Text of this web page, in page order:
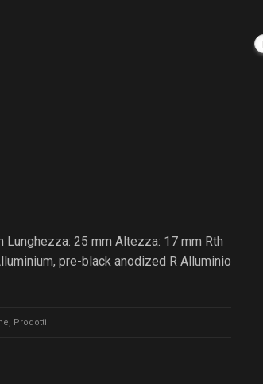
25 mm Altezza: 17 mm Rth
pre-black anodized R Alluminio
, Prodotti